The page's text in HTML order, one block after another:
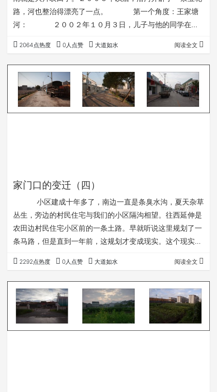
路，河也整治得漂亮了一点。 第一个角度：王家塘
河： ２００２年１０月３日，儿子与他的同学在河
７年３月１１日。一侧河堤改造好了，另一侧的路面已经完
成，河堤还没有砌石。可这时，河里的水质反而不行了。
现在，２０１１年９月４日。河两边已经修建得非常漂
亮，河里水草茂盛，可水质依然不好，当然，不会有人再去
这里捉蟹了。 第二个角度，桥： …
2064点热度 0人点赞 大道如水 阅读全文
家门口的变迁（四）
小区建成十年多了，南边一直是条臭水沟，夏天杂草
丛生，旁边的村民住宅与我们的小区隔沟相望。往西延伸是
农田边村民住宅小区前的一条土路。早就听说这里规划了一
条马路，但是直到一年前，这规划才变成现实。这个现实还
１日，小区的岗亭搭在了沟上。 第一个角度，从小
区的西北角往西看： ２００８年１月１９日。
２００９年１月１１日。路左的菜场场地已经平整。
２００９年１１月１日。菜场已经建成，马路正在铺下
水管。 现在，２０１１年８月２…
2292点热度 0人点赞 大道如水 阅读全文